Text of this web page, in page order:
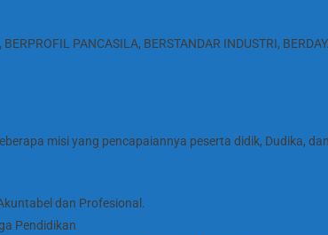
PANCASILA, BERSTANDAR INDUSTRI,
misi yang pencapaiannya peserta didik, Dudika,
dan Profesional.
Pendidikan